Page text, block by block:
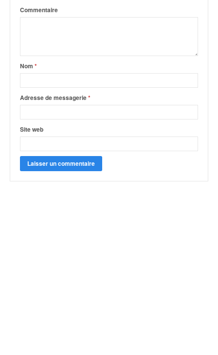
Commentaire
Nom *
Adresse de messagerie*
Site web